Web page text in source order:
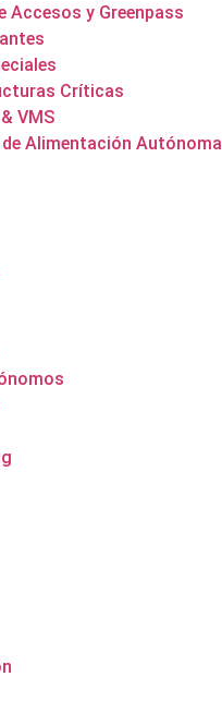
Accesos y Greenpass
Críticas
VMS
Alimentación Autónoma